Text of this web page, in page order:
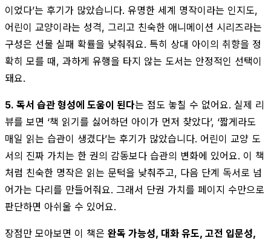
이었다’는 후기가 많았습니다. 유명한 세계 명작이라는 인지도,
어린이 교양이라는 성격, 그리고 친숙한 애니메이션 시리즈라는
구성은 선물 실패 확률을 낮춰줘요. 특히 상대 아이의 취향을 정
확히 모를 때, 과하게 유행을 타지 않는 도서는 안정적인 선택이
돼요.
5. 독서 습관 형성에 도움이 된다는 점도 놓칠 수 없어요. 실제 리
뷰를 보면 ‘책 읽기를 싫어하던 아이가 먼저 찾았다’, ‘짧게라도
매일 읽는 습관이 생겼다’는 후기가 많았습니다. 어린이 교양 도
서의 진짜 가치는 한 권의 감동보다 습관의 변화에 있어요. 이 책
처럼 친숙한 명작은 읽는 문턱을 낮춰주고, 다음 단계 독서로 넘
어가는 다리를 만들어줘요. 그래서 단권 가치를 페이지 수만으로
판단하면 아쉬울 수 있어요.
장점만 모아보면 이 책은 완독 가능성, 대화 유도, 고전 입문성,